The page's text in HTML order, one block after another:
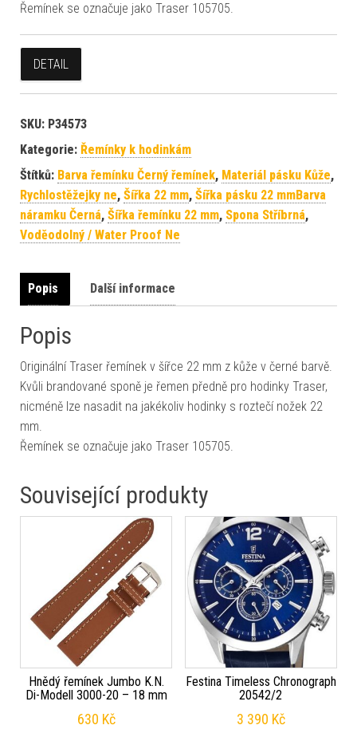
Řemínek se označuje jako Traser 105705.
DETAIL
SKU: P34573
Kategorie: Řemínky k hodinkám
Štítků: Barva řemínku Černý řemínek, Materiál pásku Kůže,
Rychlostěžejky ne, Šířka 22 mm, Šířka pásku 22 mmBarva
náramku Černá, Šířka řemínku 22 mm, Spona Stříbrná,
Voděodolný / Water Proof Ne
Popis Další informace
Popis
Originální Traser řemínek v šířce 22 mm z kůže v černé barvě.
Kvůli brandované sponě je řemen předně pro hodinky Traser,
nicméně lze nasadit na jakékoliv hodinky s roztečí nožek 22
mm.
Řemínek se označuje jako Traser 105705.
Související produkty
Hnědý řemínek Jumbo K.N.
Di-Modell 3000-20 – 18 mm
630 Kč
Festina Timeless Chronograph
20542/2
3 390 Kč